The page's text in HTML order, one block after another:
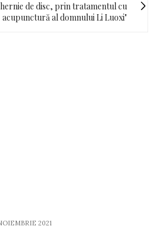
de disc, prin tratamentul cu
acupunctură al domnului Li Luoxi"
2021